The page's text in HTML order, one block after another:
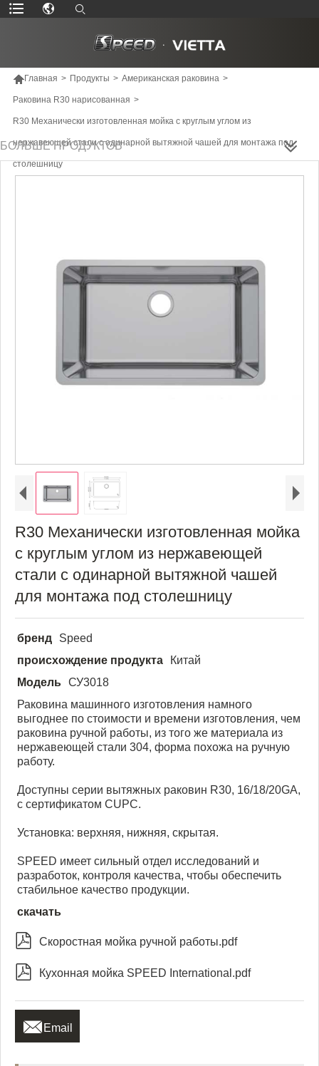
Главная > Продукты > Американская раковина >
Раковина R30 нарисованная >
R30 Механически изготовленная мойка с круглым углом из
нержавеющей стали с одинарной вытяжной чашей для монтажа под
столешницу
БОЛЬШЕ ПРОДУКТОВ
R30 Механически изготовленная мойка
с круглым углом из нержавеющей
стали с одинарной вытяжной чашей
для монтажа под столешницу
бренд
Speed
происхождение продукта
Китай
Модель СУ3018
Раковина машинного изготовления намного
выгоднее по стоимости и времени изготовления, чем
раковина ручной работы, из того же материала из
нержавеющей стали 304, форма похожа на ручную
работу.
Доступны серии вытяжных раковин R30, 16/18/20GA,
с сертификатом CUPC.
Установка: верхняя, нижняя, скрытая.
SPEED имеет сильный отдел исследований и
разработок, контроля качества, чтобы обеспечить
стабильное качество продукции.
скачать
 Скоростная мойка ручной работы.pdf
 Кухонная мойка SPEED International.pdf
 Email